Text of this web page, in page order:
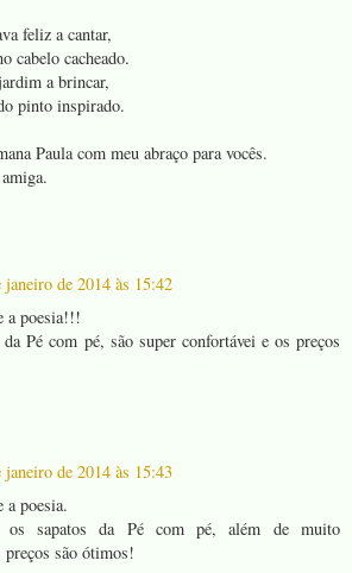
feliz a cantar,
cabelo cacheado.
a brincar,
pinto inspirado.
Paula com meu abraço para vocês.
janeiro de 2014 às 15:42
a poesia!!!
Pé com pé, são super confortávei e os preços
janeiro de 2014 às 15:43
a poesia.
os sapatos da Pé com pé, além de muito
preços são ótimos!